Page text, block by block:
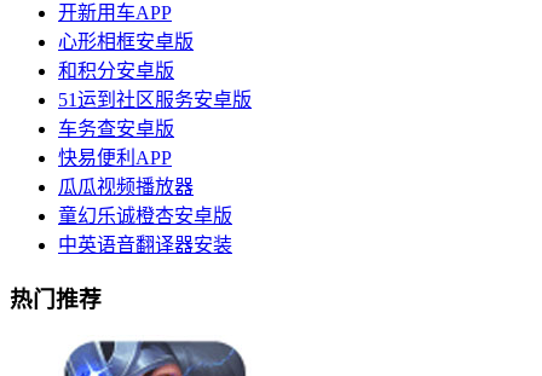
开新用车APP
心形相框安卓版
和积分安卓版
51运到社区服务安卓版
车务查安卓版
快易便利APP
瓜瓜视频播放器
童幻乐诚橙杏安卓版
中英语音翻译器安装
热门推荐